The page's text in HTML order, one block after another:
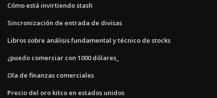
Cómo está invirtiendo stash
Sincronización de entrada de divisas
Libros sobre análisis fundamental y técnico de stocks
¿puedo comerciar con 1000 dólares_
Ola de finanzas comerciales
Precio del oro kitco en estados unidos